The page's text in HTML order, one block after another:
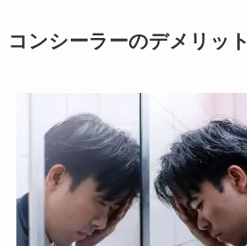
コンシーラーのデメリット